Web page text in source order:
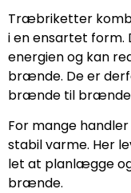
Træbriketter
i en ensartet form.
energien og kan
brænde. De er
brænde til
For mange
stabil varme. Her
let at planlægge
brænde.